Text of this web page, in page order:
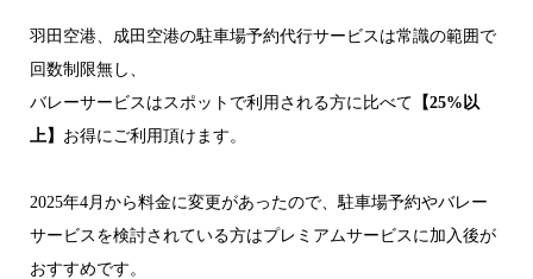
羽田空港、成田空港の駐車場予約代行サービスは常識の範囲で
回数制限無し、
バレーサービスはスポットで利用される方に比べて 【25%以
上】 お得にご利用頂けます。
2025年4月から料金に変更があったので、駐車場予約やバレー
サービスを検討されている方はプレミアムサービスに加入後が
おすすめです。